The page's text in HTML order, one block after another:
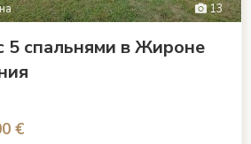
13
5 спальнями в Жироне
€